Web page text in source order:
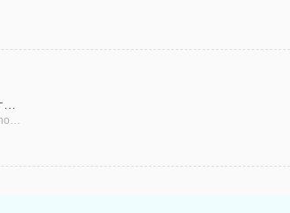
【NEW】iPhone 8